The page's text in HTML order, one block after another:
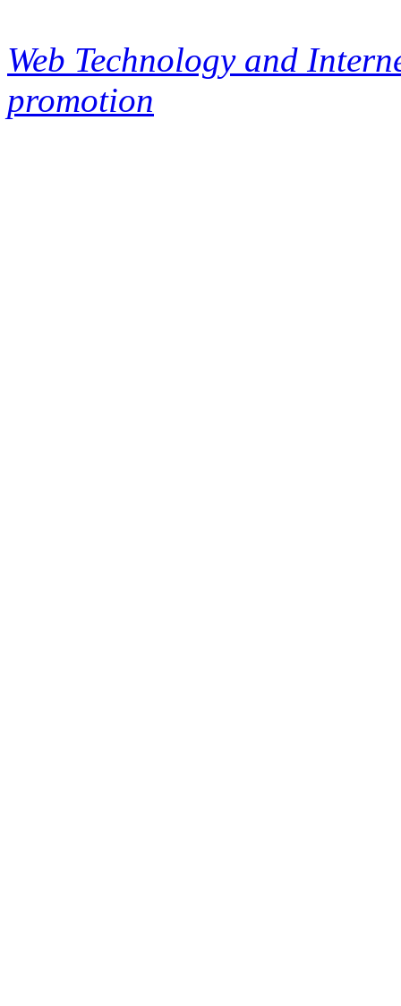
Web Technology and
promotion